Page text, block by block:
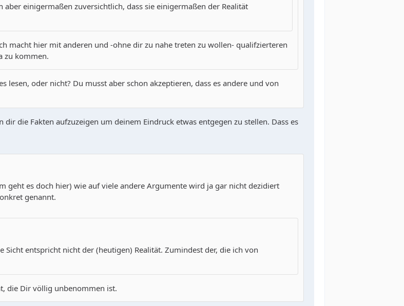
einigermaßen zuversichtlich, dass sie einigermaßen der Realität
macht hier mit anderen und -ohne dir zu nahe treten zu wollen- qualifzierteren
zu kommen.
lesen, oder nicht? Du musst aber schon akzeptieren, dass es andere und von
die Fakten aufzuzeigen um deinem Eindruck etwas entgegen zu stellen. Dass es
geht es doch hier) wie auf viele andere Argumente wird ja gar nicht dezidiert
genannt.
Sicht entspricht nicht der (heutigen) Realität. Zumindest der, die ich von
die Dir völlig unbenommen ist.